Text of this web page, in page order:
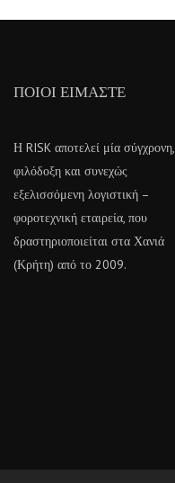
ΠΟΙΟΙ ΕΊΜΑΣΤΕ
Η RISK αποτελεί μία σύγχρονη,
φιλόδοξη και συνεχώς
εξελισσόμενη λογιστική –
φοροτεχνική εταιρεία, που
δραστηριοποιείται στα Χανιά
(Κρήτη) από το 2009.